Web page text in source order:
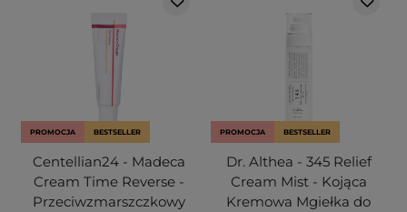
PROMOCJA BESTSELLER
Centellian24 - Madeca
Cream Time Reverse -
Przeciwzmarszczkowy
PROMOCJA BESTSELLER
Dr. Althea - 345 Relief
Cream Mist - Kojąca
Kremowa Mgiełka do